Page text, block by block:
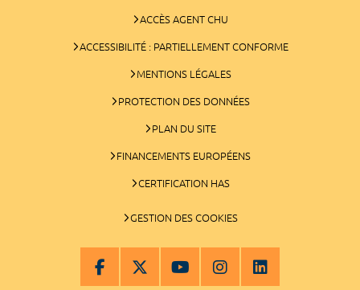
ACCÈS AGENT CHU
ACCESSIBILITÉ : PARTIELLEMENT CONFORME
MENTIONS LÉGALES
PROTECTION DES DONNÉES
PLAN DU SITE
FINANCEMENTS EUROPÉENS
CERTIFICATION HAS
GESTION DES COOKIES